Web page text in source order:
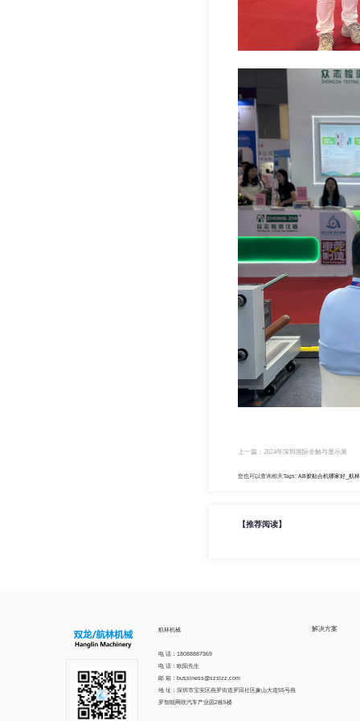
上一篇：2024年深圳国际全触与显示展
您也可以查询相关Tags:AB胶贴合机哪家好_航
【推荐阅读】
航林机械
电 话：18088887369
电 话：欧阳先生
邮 箱：bussiness@szslzz.com
地 址：深圳市宝安区燕罗街道罗田社区象山大道55号燕
罗智能网联汽车产业园2栋5楼
解决方案